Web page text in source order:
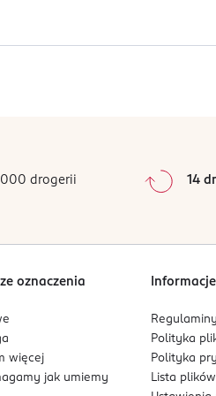
TETRA-DI-T-BUTYL
kierunku środka.
0%
Sortowanie wgdata: od
drogerii 14
oznaczenia
więcej
jak umiemy
Regulaminy
Polityka
Polityka
Lista